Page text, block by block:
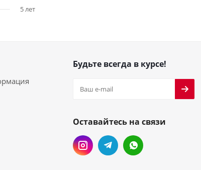
5 лет
Будьте всегда в курсе!
Оставайтесь на связи